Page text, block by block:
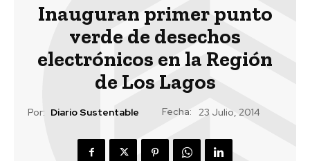
Inauguran primer punto
verde de desechos
electrónicos en la Región
de Los Lagos
Por: Diario Sustentable Fecha: 23 Julio, 2014